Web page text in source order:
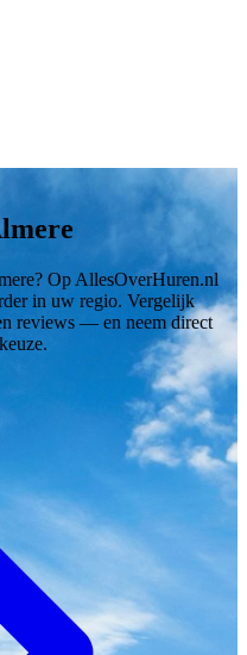
Op AllesOverHuren.nl
in uw regio. Vergelijk
reviews — en neem direct